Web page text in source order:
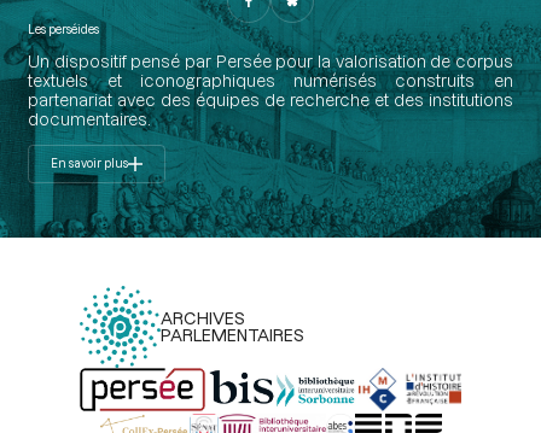
Les perséides
Un dispositif pensé par Persée pour la valorisation de corpus
textuels et iconographiques numérisés construits en
partenariat avec des équipes de recherche et des institutions
documentaires.
En savoir plus
ARCHIVES
PARLEMENTAIRES